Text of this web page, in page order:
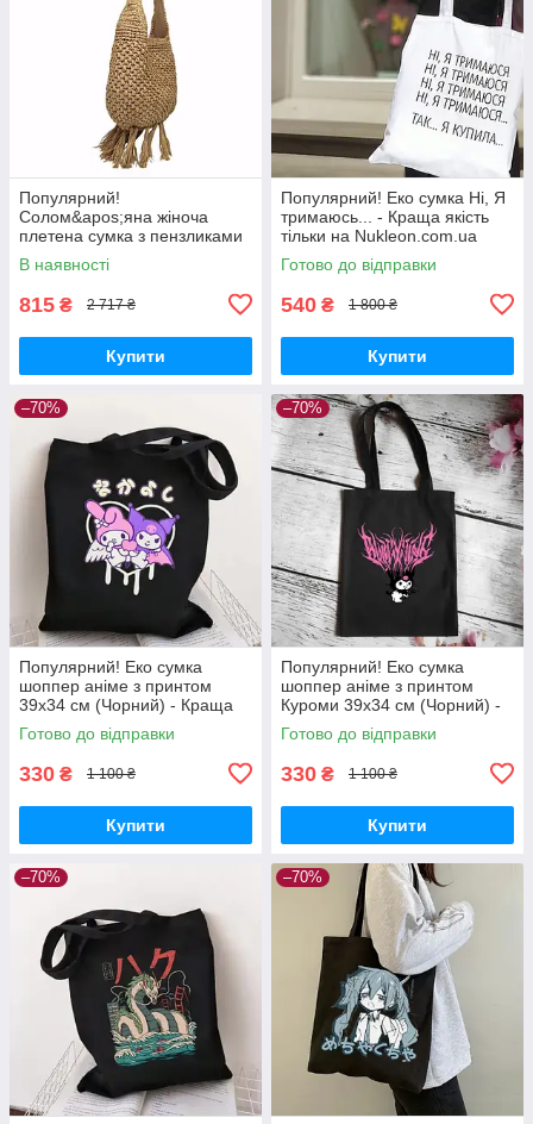
Популярний!
Солом&apos;яна жіноча
плетена сумка з пензликами
- Краща якість тільки на
Nukleon.com.ua
В наявності
815 ₴ 2 717 ₴
Купити
Популярний! Еко сумка Ні, Я
тримаюсь... - Краща якість
тільки на Nukleon.com.ua
Готово до відправки
540 ₴ 1 800 ₴
Купити
–70%
Популярний! Еко сумка
шоппер аніме з принтом
39х34 см (Чорний) - Краща
якість тільки на
Nukleon.com.ua
Готово до відправки
330 ₴ 1 100 ₴
Купити
–70%
Популярний! Еко сумка
шоппер аніме з принтом
Куроми 39х34 см (Чорний) -
Краща якість тільки на
Nukleon.com.ua
Готово до відправки
330 ₴ 1 100 ₴
Купити
–70% –70%